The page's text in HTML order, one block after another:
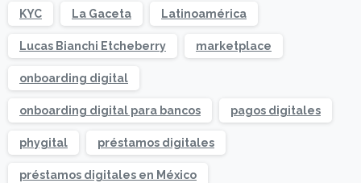
KYC La Gaceta Latinoamérica
Lucas Bianchi Etcheberry marketplace
onboarding digital
onboarding digital para bancos pagos digitales
phygital préstamos digitales
préstamos digitales en México